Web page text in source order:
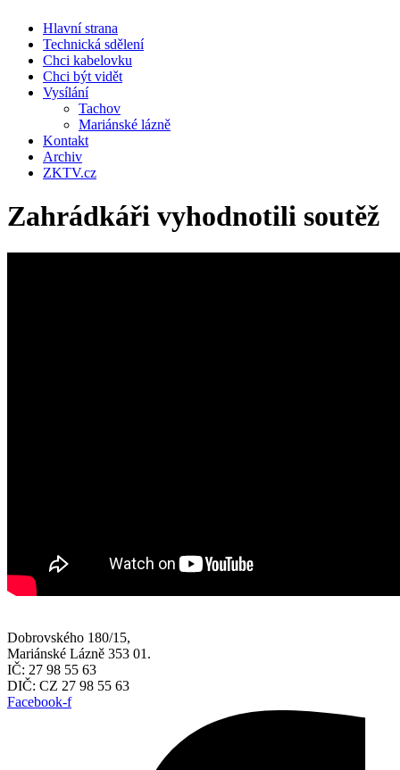
Hlavní strana
Technická sdělení
Chci kabelovku
Chci být vidět
Vysílání
Tachov
Mariánské lázně
Kontakt
Archiv
ZKTV.cz
Zahrádkáři vyhodnotili soutěž
Dobrovského 180/15,
Mariánské Lázně 353 01.
IČ: 27 98 55 63
DIČ: CZ 27 98 55 63
Facebook-f